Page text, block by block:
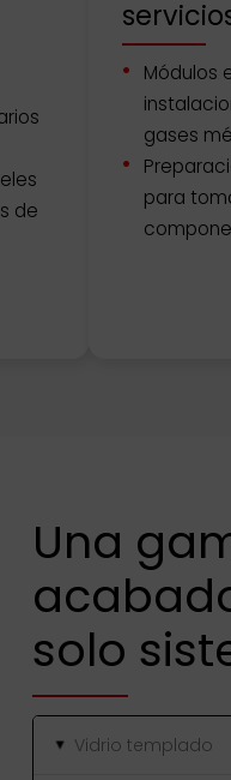
de
Módulos
gases
para
Una
solo
▸ Vidrio templado